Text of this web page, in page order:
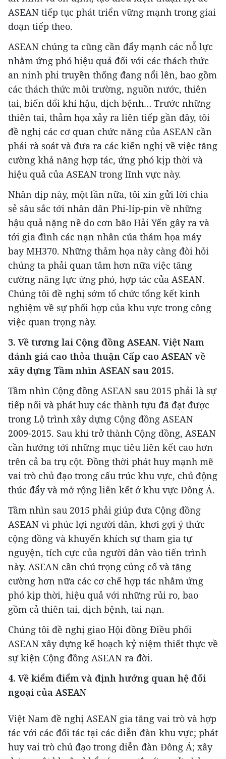
ASEAN tiếp tục phát triển vững mạnh trong giai
đoạn tiếp theo.
ASEAN chúng ta cũng cần đẩy mạnh các nỗ lực
nhằm ứng phó hiệu quả đối với các thách thức
an ninh phi truyền thống đang nổi lên, bao gồm
các thách thức môi trường, nguồn nước, thiên
tai, biến đổi khí hậu, dịch bệnh… Trước những
thiên tai, thảm họa xảy ra liên tiếp gần đây, tôi
đề nghị các cơ quan chức năng của ASEAN cần
phải rà soát và đưa ra các kiến nghị về việc tăng
cường khả năng hợp tác, ứng phó kịp thời và
hiệu quả của ASEAN trong lĩnh vực này.
Nhân dịp này, một lần nữa, tôi xin gửi lời chia
sẻ sâu sắc tới nhân dân Phi-líp-pin về những
hậu quả nặng nề do cơn bão Hải Yến gây ra và
tới gia đình các nạn nhân của thảm họa máy
bay MH370. Những thảm họa này càng đòi hỏi
chúng ta phải quan tâm hơn nữa việc tăng
cường năng lực ứng phó, hợp tác của ASEAN.
Chúng tôi đề nghị sớm tổ chức tổng kết kinh
nghiệm về sự phối hợp của khu vực trong công
việc quan trọng này.
3. Về tương lai Cộng đồng ASEAN. Việt Nam
đánh giá cao thỏa thuận Cấp cao ASEAN về
xây dựng Tầm nhìn ASEAN sau 2015.
Tầm nhìn Cộng đồng ASEAN sau 2015 phải là sự
tiếp nối và phát huy các thành tựu đã đạt được
trong Lộ trình xây dựng Cộng đồng ASEAN
2009-2015. Sau khi trở thành Cộng đồng, ASEAN
cần hướng tới những mục tiêu liên kết cao hơn
trên cả ba trụ cột. Đồng thời phát huy mạnh mẽ
vai trò chủ đạo trong cấu trúc khu vực, chủ động
thúc đẩy và mở rộng liên kết ở khu vực Đông Á.
Tầm nhìn sau 2015 phải giúp đưa Cộng đồng
ASEAN vì phúc lợi người dân, khơi gợi ý thức
cộng đồng và khuyến khích sự tham gia tự
nguyện, tích cực của người dân vào tiến trình
này. ASEAN cần chú trọng củng cố và tăng
cường hơn nữa các cơ chế hợp tác nhằm ứng
phó kịp thời, hiệu quả với những rủi ro, bao
gồm cả thiên tai, dịch bệnh, tai nạn.
Chúng tôi đề nghị giao Hội đồng Điều phối
ASEAN xây dựng kế hoạch kỷ niệm thiết thực về
sự kiện Cộng đồng ASEAN ra đời.
4. Về kiểm điểm và định hướng quan hệ đối
ngoại của ASEAN
Việt Nam đề nghị ASEAN gia tăng vai trò và hợp
tác với các đối tác tại các diễn đàn khu vực; phát
huy vai trò chủ đạo trong diễn đàn Đông Á; xây